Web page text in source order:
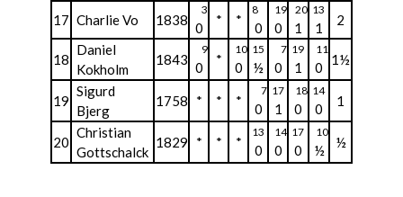
17 Charlie Vo 1838
3
0 * *
8
0
19
0
20
1
13
1 2
18
Daniel
Kokholm
1843
9
0 *
10
0
15
½
7
0
19
1
11
0 1½
19
Sigurd
Bjerg
1758 * * *
7
0
17
1
18
0
14
0 1
20
Christian
Gottschalck
1829 * * *
13
0
14
0
17
0
10
½ ½